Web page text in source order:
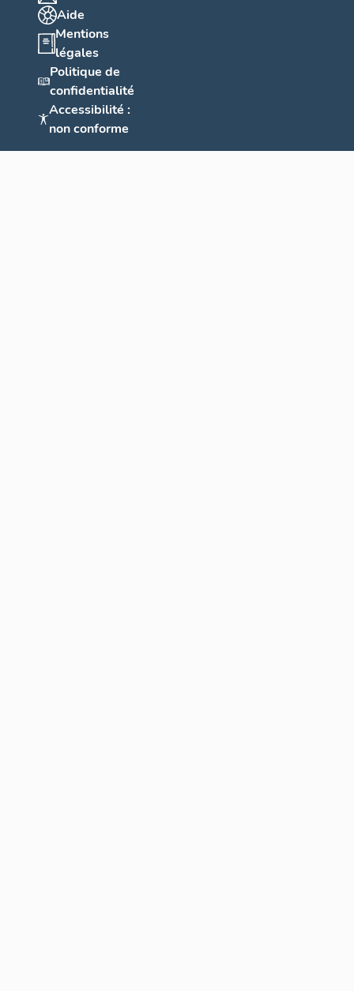
Aide
Mentions
légales
Politique de
confidentialité
Accessibilité :
non conforme